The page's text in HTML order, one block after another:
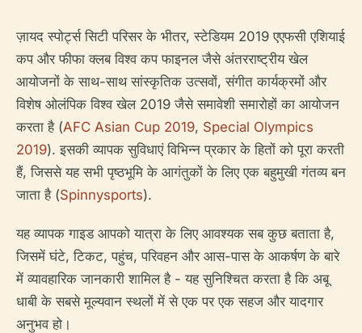
ज़ायद स्पोर्ट्स सिटी परिसर के भीतर, स्टेडियम 2019 एएफसी एशियाई
कप और फीफा क्लब विश्व कप फाइनल जैसे अंतरराष्ट्रीय खेल
आयोजनों के साथ-साथ सांस्कृतिक उत्सवों, संगीत कार्यक्रमों और
विशेष ओलंपिक विश्व खेल 2019 जैसे समावेशी समारोहों का आयोजन
करता है (AFC Asian Cup 2019, Special Olympics
2019). इसकी व्यापक सुविधाएं विभिन्न प्रकार के हितों को पूरा करती
हैं, जिससे यह सभी पृष्ठभूमि के आगंतुकों के लिए एक बहुमुखी गंतव्य बन
जाता है (Spinnysports).
यह व्यापक गाइड आपको यात्रा के लिए आवश्यक सब कुछ बताता है,
जिसमें घंटे, टिकट, पहुंच, परिवहन और आस-पास के आकर्षण के बारे
में व्यावहारिक जानकारी शामिल है - यह सुनिश्चित करता है कि अबू
धाबी के सबसे मूल्यवान स्थलों में से एक पर एक सहज और यादगार
अनुभव हो।